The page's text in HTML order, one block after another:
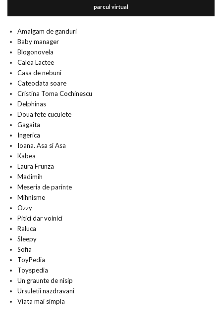
parcul virtual
Amalgam de ganduri
Baby manager
Blogonovela
Calea Lactee
Casa de nebuni
Cateodata soare
Cristina Toma Cochinescu
Delphinas
Doua fete cucuiete
Gagaita
Ingerica
Ioana. Asa si Asa
Kabea
Laura Frunza
Madimih
Meseria de parinte
Mihnisme
Ozzy
Pitici dar voinici
Raluca
Sleepy
Sofia
ToyPedia
Toyspedia
Un graunte de nisip
Ursuletii nazdravani
Viata mai simpla